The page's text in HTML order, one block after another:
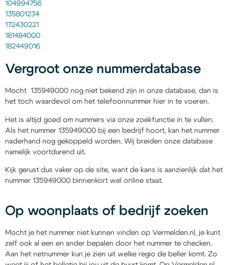
104994756
135801234
172430221
181484000
182449016
Vergroot onze nummerdatabase
Mocht 135949000 nog niet bekend zijn in onze database, dan is
het toch waardevol om het telefoonnummer hier in te voeren.
Het is altijd goed om nummers via onze zoekfunctie in te vullen.
Als het nummer 135949000 bij een bedrijf hoort, kan het nummer
naderhand nog gekoppeld worden. Wij breiden onze database
namelijk voortdurend uit.
Kijk gerust dus vaker op de site, want de kans is aanzienlijk dat het
nummer 135949000 binnenkort wel online staat.
Op woonplaats of bedrijf zoeken
Mocht je het nummer niet kunnen vinden op Vermelden.nl, je kunt
zelf ook al een en ander bepalen door het nummer te checken.
Aan het netnummer kun je zien uit welke regio de beller komt. Zo